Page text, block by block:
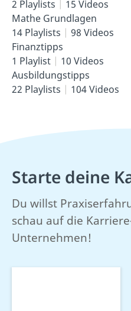
2 Playlists
15 Videos
Mathe Grundlagen
14 Playlists
98 Videos
Finanztipps
1 Playlist
10 Videos
Ausbildungstipps
22 Playlists
104 Videos
Starte deine
Du willst
schau auf die
Unternehmen!